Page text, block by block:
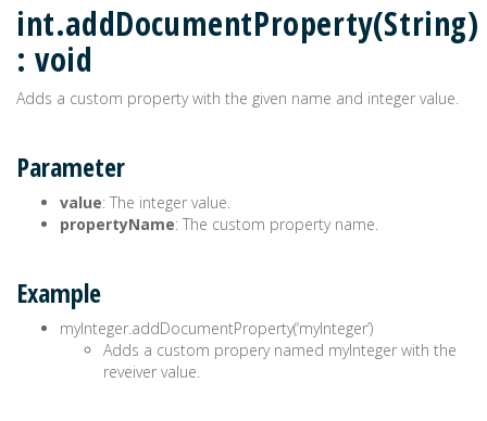
int.addDocumentProperty(String)
: void
Adds a custom property with the given name and integer value.
Parameter
value: The integer value.
propertyName: The custom property name.
Example
myInteger.addDocumentProperty(‘myInteger’)
Adds a custom propery named myInteger with the
reveiver value.